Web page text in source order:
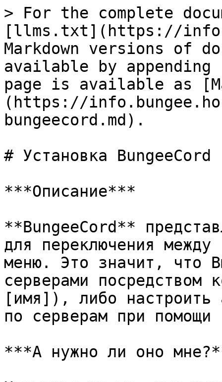
> For the complete
[llms.txt](https://
Markdown versions of
available by
page is available as
(https://
bungeecord.md).
# Установка BungeeCord
***Описание***
**BungeeCord**
для переключения между
меню. Это значит, что
серверами
[имя]), либо настроить
по серверам при помощи
***А нужно ли оно